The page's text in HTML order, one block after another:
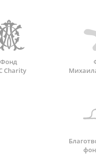
Фонд
Charity